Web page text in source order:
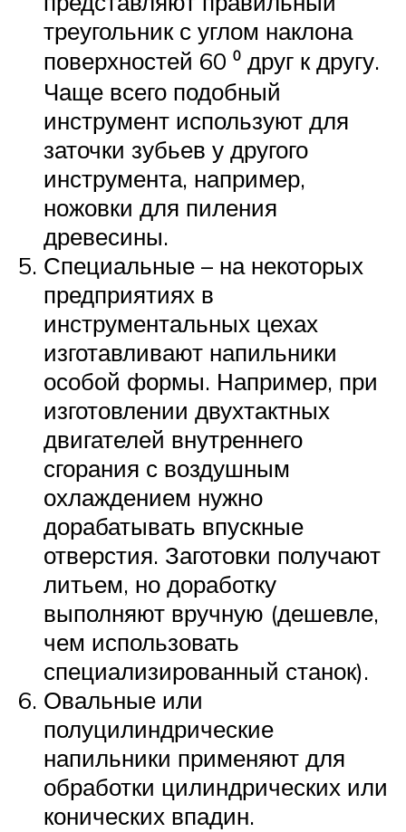
треугольник с углом наклона
поверхностей 60 ⁰ друг к другу.
Чаще всего подобный
инструмент используют для
заточки зубьев у другого
инструмента, например,
ножовки для пиления
древесины.
Специальные – на некоторых
предприятиях в
инструментальных цехах
изготавливают напильники
особой формы. Например, при
изготовлении двухтактных
двигателей внутреннего
сгорания с воздушным
охлаждением нужно
дорабатывать впускные
отверстия. Заготовки получают
литьем, но доработку
выполняют вручную (дешевле,
чем использовать
специализированный станок).
Овальные или
полуцилиндрические
напильники применяют для
обработки цилиндрических или
конических впадин.